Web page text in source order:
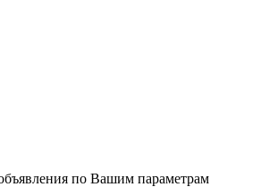
по Вашим параметрам